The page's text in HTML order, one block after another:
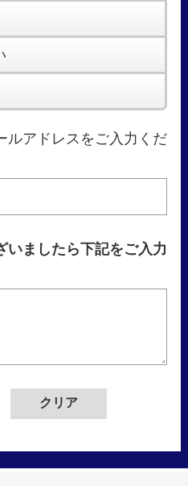
ルアドレスをご入力くだ
いましたら下記をご入力